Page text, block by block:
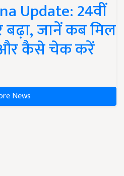
Update: 24वीं
बढ़ा, जानें कब मिल
और कैसे चेक करें
News